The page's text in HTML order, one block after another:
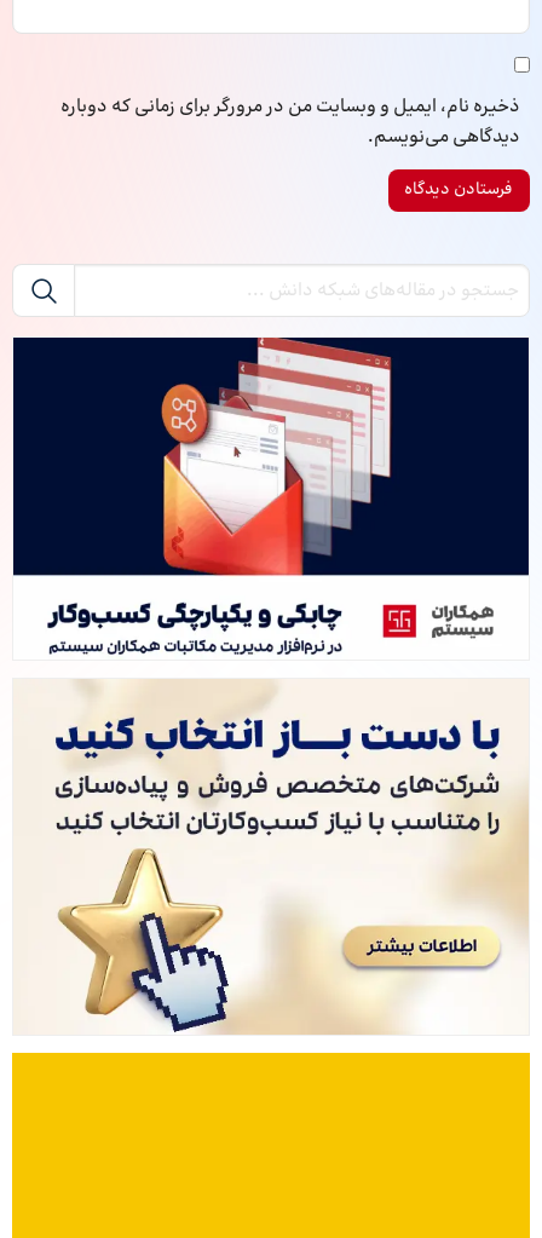
ذخیره نام، ایمیل و وبسایت من در مرورگر برای زمانی که دوباره
دیدگاهی می‌نویسم.